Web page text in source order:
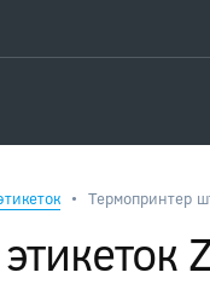
Термопринтер